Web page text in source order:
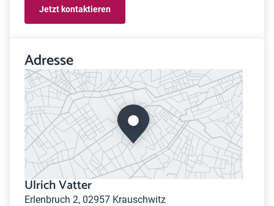
Jetzt kontaktieren
Adresse
Ulrich Vatter
Erlenbruch 2, 02957 Krauschwitz